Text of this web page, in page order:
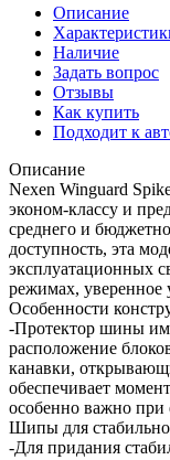
Описание
Наличие
Задать вопрос
Отзывы
Как купить
Подходит к
Описание
Nexen Winguard
эконом-классу и
среднего и
доступность, эта
эксплуатационных
режимах, уверенное
Особенности
-Протектор шины
расположение
канавки,
обеспечивает
особенно важно при
Шипы для
-Для придания